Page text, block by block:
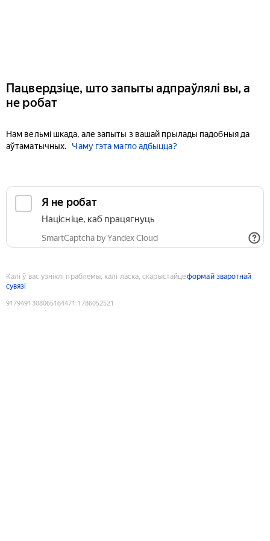
Пацвердзіце, што запыты адпраўлялі вы, а
не робат
Нам вельмі шкада, але запыты з вашай прылады падобныя да
аўтаматычных.
Чаму гэта магло адбыцца?
Я не робат
Націсніце, каб працягнуць
SmartCaptcha by Yandex Cloud
Калі ў вас узніклі праблемы, калі ласка, скарыстайцеформай зваротнай
сувязі
9179491308065164471 :1786052521